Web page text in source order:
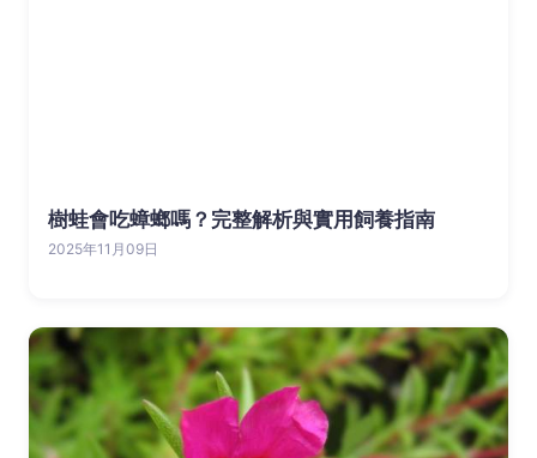
樹蛙會吃蟑螂嗎？完整解析與實用飼養指南
2025年11月09日